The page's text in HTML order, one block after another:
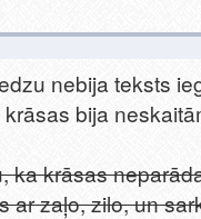
nebija teksts
bija
ka krāsas
ar zaļo, zilo, un